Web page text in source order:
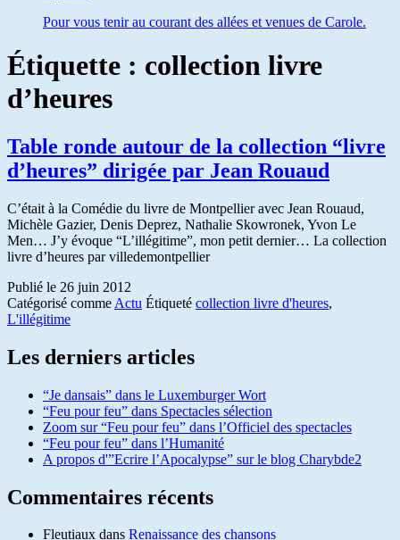
Pour vous tenir au courant des allées et venues de Carole.
Étiquette : collection livre
d’heures
Table ronde autour de la collection “livre
d’heures” dirigée par Jean Rouaud
C’était à la Comédie du livre de Montpellier avec Jean Rouaud,
Michèle Gazier, Denis Deprez, Nathalie Skowronek, Yvon Le
Men… J’y évoque “L’illégitime”, mon petit dernier… La collection
livre d’heures par villedemontpellier
Publié le 26 juin 2012
Catégorisé comme Actu Étiqueté collection livre d'heures,
L'illégitime
Les derniers articles
“Je dansais” dans le Luxemburger Wort
“Feu pour feu” dans Spectacles sélection
Zoom sur “Feu pour feu” dans l’Officiel des spectacles
“Feu pour feu” dans l’Humanité
A propos d'”Ecrire l’Apocalypse” sur le blog Charybde2
Commentaires récents
Fleutiaux dans Renaissance des chansons